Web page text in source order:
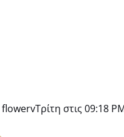
flowervΤρίτη στις 09:18
ξανά γεμάτος